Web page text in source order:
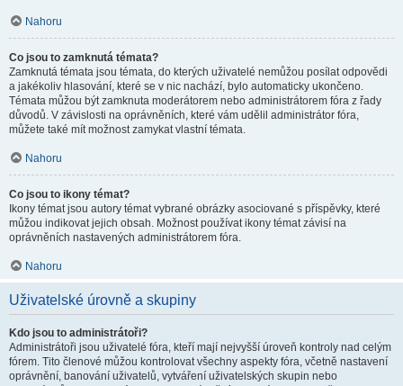
Nahoru
Co jsou to zamknutá témata?
Zamknutá témata jsou témata, do kterých uživatelé nemůžou posílat odpovědi
a jakékoliv hlasování, které se v nic nachází, bylo automaticky ukončeno.
Témata můžou být zamknuta moderátorem nebo administrátorem fóra z řady
důvodů. V závislosti na oprávněních, které vám udělil administrátor fóra,
můžete také mít možnost zamykat vlastní témata.
Nahoru
Co jsou to ikony témat?
Ikony témat jsou autory témat vybrané obrázky asociované s příspěvky, které
můžou indikovat jejich obsah. Možnost používat ikony témat závisí na
oprávněních nastavených administrátorem fóra.
Nahoru
Uživatelské úrovně a skupiny
Kdo jsou to administrátoři?
Administrátoři jsou uživatelé fóra, kteří mají nejvyšší úroveň kontroly nad celým
fórem. Tito členové můžou kontrolovat všechny aspekty fóra, včetně nastavení
oprávnění, banování uživatelů, vytváření uživatelských skupin nebo